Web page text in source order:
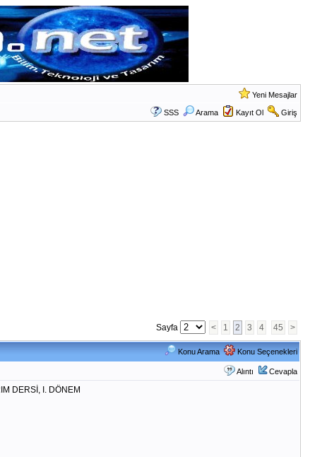
Yeni Mesajlar
SSS Arama Kayıt Ol Giriş
Sayfa < 1 2 3 4 45 >
Konu Arama Konu Seçenekleri
Alıntı Cevapla
I. DÖNEM